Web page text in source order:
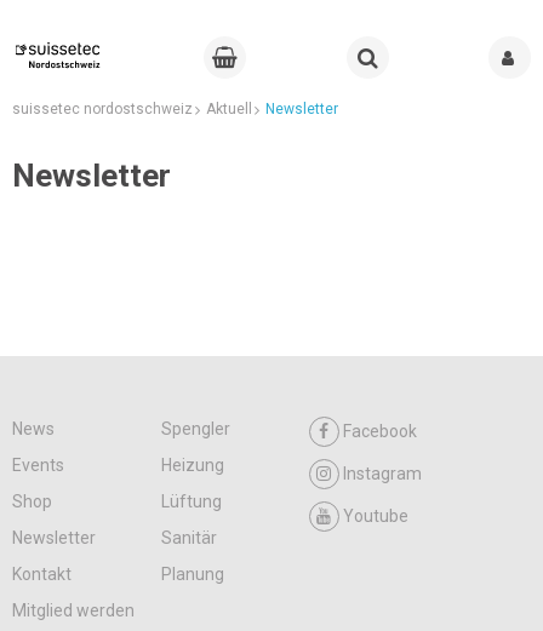
suissetec nordostschweiz Aktuell Newsletter
Newsletter
News
Spengler
Events
Heizung
Shop
Lüftung
Newsletter
Sanitär
Kontakt
Planung
Mitglied werden
Facebook
Instagram
Youtube